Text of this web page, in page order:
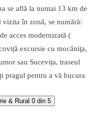
se află la numai 13 km de
în zonă, se numără:
acces modernizată (
excursie cu mocăniţa,
sau Sucevița, traseul
pragul pentru a vă bucura
& Rural 0 din 5